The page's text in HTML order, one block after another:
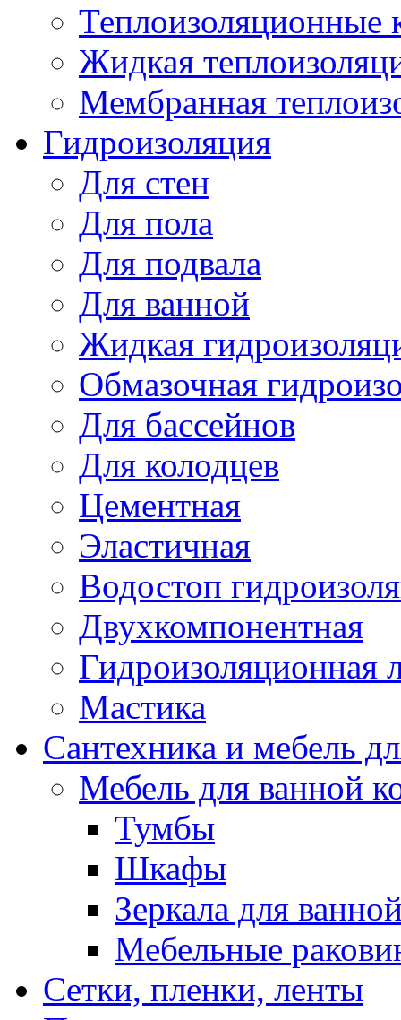
Теплоизоляционные
Жидкая
Мембранная
Гидроизоляция
Для стен
Для пола
Для подвала
Для ванной
Жидкая
Обмазочная
Для бассейнов
Для колодцев
Цементная
Эластичная
Водостоп
Двухкомпонентная
Гидроизоляционная
Мастика
Сантехника и мебель
Мебель для ванной
Тумбы
Шкафы
Зеркала для
Мебельные
Сетки, пленки, ленты